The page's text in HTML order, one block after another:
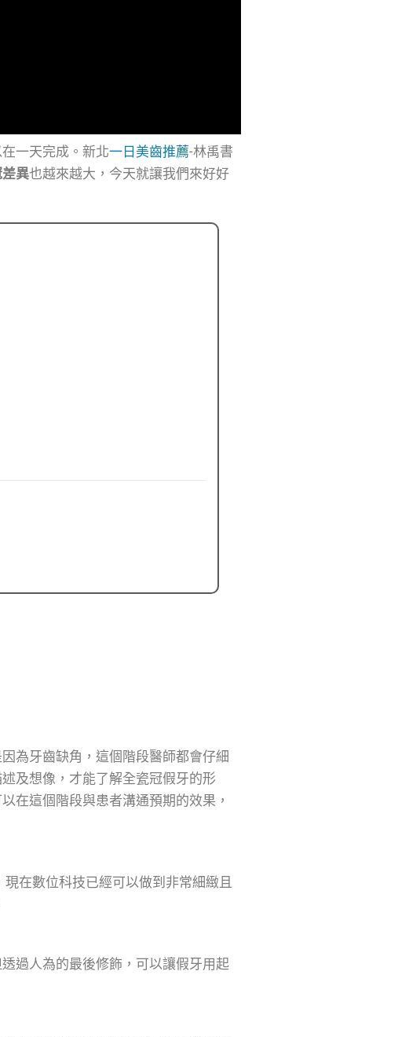
一天完成。新北一日美齒推薦-林禹書
異也越來越大，今天就讓我們來好好
為牙齒缺角，這個階段醫師都會仔細
及想像，才能了解全瓷冠假牙的形
在這個階段與患者溝通預期的效果，
在數位科技已經可以做到非常細緻且
過人為的最後修飾，可以讓假牙用起